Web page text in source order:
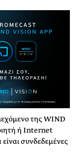
της WIND
ή Internet
συνδεδεμένες